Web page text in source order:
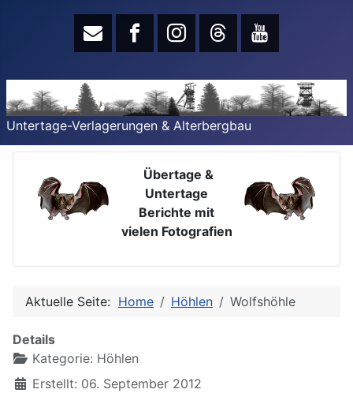
Untertage-Verlagerungen & Alterbergbau
Übertage &
Untertage
Berichte mit
vielen Fotografien
Aktuelle Seite: Home Höhlen Wolfshöhle
Details
Kategorie: Höhlen
Erstellt: 06. September 2012